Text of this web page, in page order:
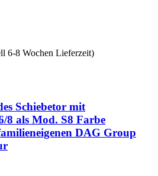
6-8 Wochen Lieferzeit)
Schiebetor mit
8 als Mod. S8 Farbe
DAG Group